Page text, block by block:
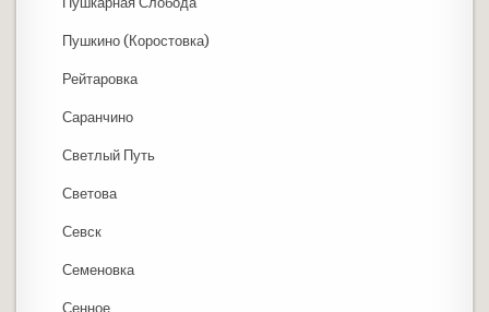
Пушкино (Коростовка)
Рейтаровка
Саранчино
Светлый Путь
Светова
Севск
Семеновка
Сенное